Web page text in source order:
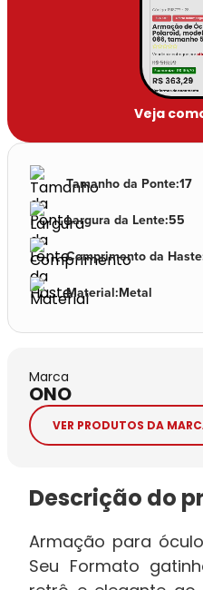
Veja
Tamanho da Ponte:17
Largura da Lente:55
Comprimento da Haste
Material:Metal
Marca
ONO
VER PRODUTOS DA
Descrição do
Armação para
Seu Formato